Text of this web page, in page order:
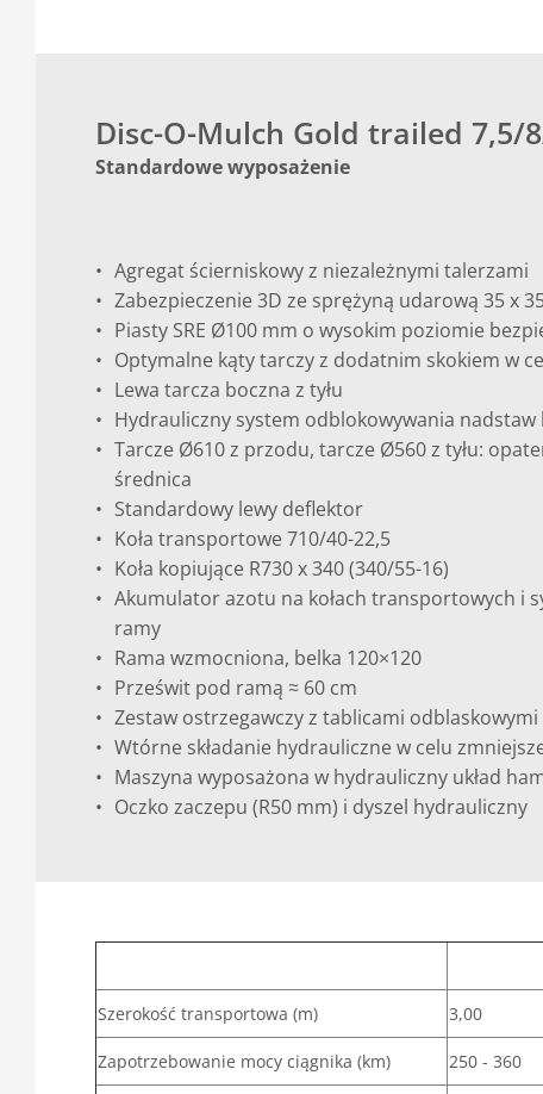
Disc-O-Mulch Gold trailed 7,5/
Standardowe wyposażenie
Agregat ścierniskowy z niezależnymi talerzami
Zabezpieczenie 3D ze sprężyną udarową 35 x
Piasty SRE Ø100 mm o wysokim poziomie
Optymalne kąty tarczy z dodatnim skokiem w
Lewa tarcza boczna z tyłu
Hydrauliczny system odblokowywania nadstaw
Tarcze Ø610 z przodu, tarcze Ø560 z tyłu:
średnica
Standardowy lewy deflektor
Koła transportowe 710/40-22,5
Koła kopiujące R730 x 340 (340/55-16)
Akumulator azotu na kołach transportowych i
ramy
Rama wzmocniona, belka 120×120
Prześwit pod ramą ≈ 60 cm
Zestaw ostrzegawczy z tablicami
Wtórne składanie hydrauliczne w celu
Maszyna wyposażona w hydrauliczny układ
Oczko zaczepu (R50 mm) i dyszel hydrauliczny
Szerokość transportowa (m) 3,00
Zapotrzebowanie mocy ciągnika (km) 250 - 360